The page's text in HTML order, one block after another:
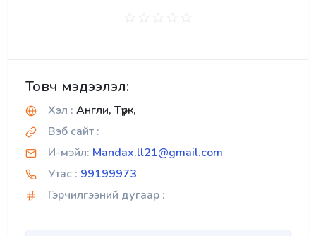
Товч мэдээлэл:
Хэл : Англи, Түрк,
Вэб сайт :
И-мэйл: Mandax.ll21@gmail.com
Утас : 99199973
Гэрчилгээний дугаар :